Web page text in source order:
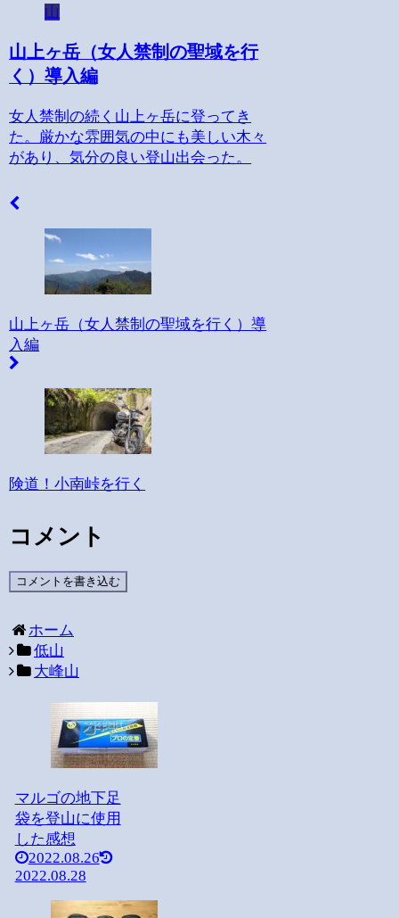
山
山上ヶ岳（女人禁制の聖域を行
く）導入編
女人禁制の続く山上ヶ岳に登ってき
た。厳かな雰囲気の中にも美しい木々
があり、気分の良い登山出会った。
山上ヶ岳（女人禁制の聖域を行く）導
入編
険道！小南峠を行く
コメント
コメントを書き込む
ホーム
低山
大峰山
マルゴの地下足
袋を登山に使用
した感想
2022.08.26
2022.08.28